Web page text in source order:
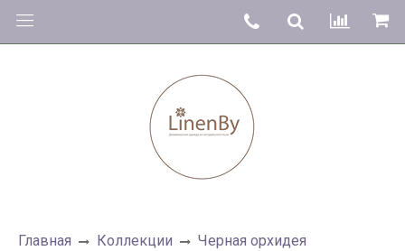
Главная Коллекции Черная орхидея